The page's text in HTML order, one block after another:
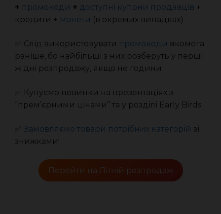
+ промокоди + доступні купони продавців +
кредити + монети (в окремих випадках)
✅ Слід використовувати промокоди якомога
раніше, бо найбільші з них розберуть у перші
ж дні розпродажу, якщо не години
✅ Купуємо новинки на презентаціях з
“прем’єрними цінами” та у розділі Early Birds
Замовляємо товари потрібних категорій зі
знижками!
Перейти на Літній розпродаж